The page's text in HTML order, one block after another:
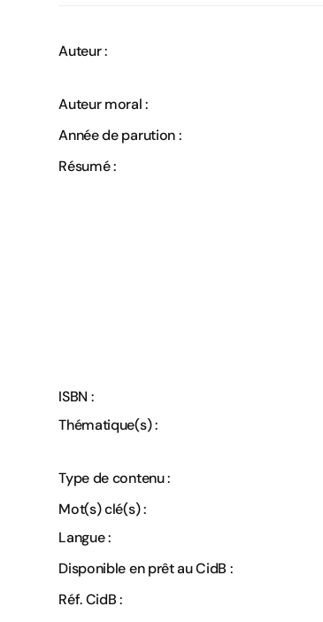
Auteur :
Auteur moral :
Année de parution :
Résumé :
ISBN :
Thématique(s) :
Type de contenu :
Mot(s) clé(s) :
Langue :
Disponible en prêt au CidB :
Réf. CidB :